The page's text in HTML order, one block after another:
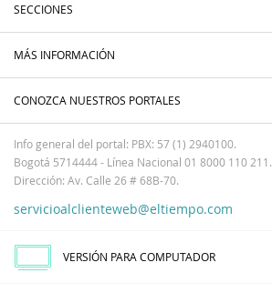
SECCIONES
MÁS INFORMACIÓN
CONOZCA NUESTROS PORTALES
Info general del portal: PBX: 57 (1) 2940100.
Bogotá 5714444 - Línea Nacional 01 8000 110 211.
Dirección: Av. Calle 26 # 68B-70.
servicioalclienteweb@eltiempo.com
VERSIÓN PARA COMPUTADOR